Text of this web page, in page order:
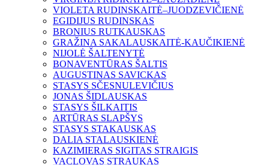
VIOLETA RUDINSKAITĖ–JUODZEVIČIENĖ
EGIDIJUS RUDINSKAS
BRONIUS RUTKAUSKAS
GRAŽINA SAKALAUSKAITĖ-KAUČIKIENĖ
NIJOLĖ ŠALTENYTĖ
BONAVENTŪRAS ŠALTIS
AUGUSTINAS SAVICKAS
STASYS SČESNULEVIČIUS
JONAS ŠIDLAUSKAS
STASYS ŠILKAITIS
ARTŪRAS SLAPŠYS
STASYS STAKAUSKAS
DALIA STALAUSKIENĖ
KAZIMIERAS SIGITAS STRAIGIS
VACLOVAS STRAUKAS